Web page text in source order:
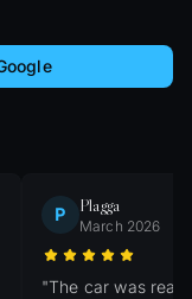
P Plagga
March 2026
"The car was